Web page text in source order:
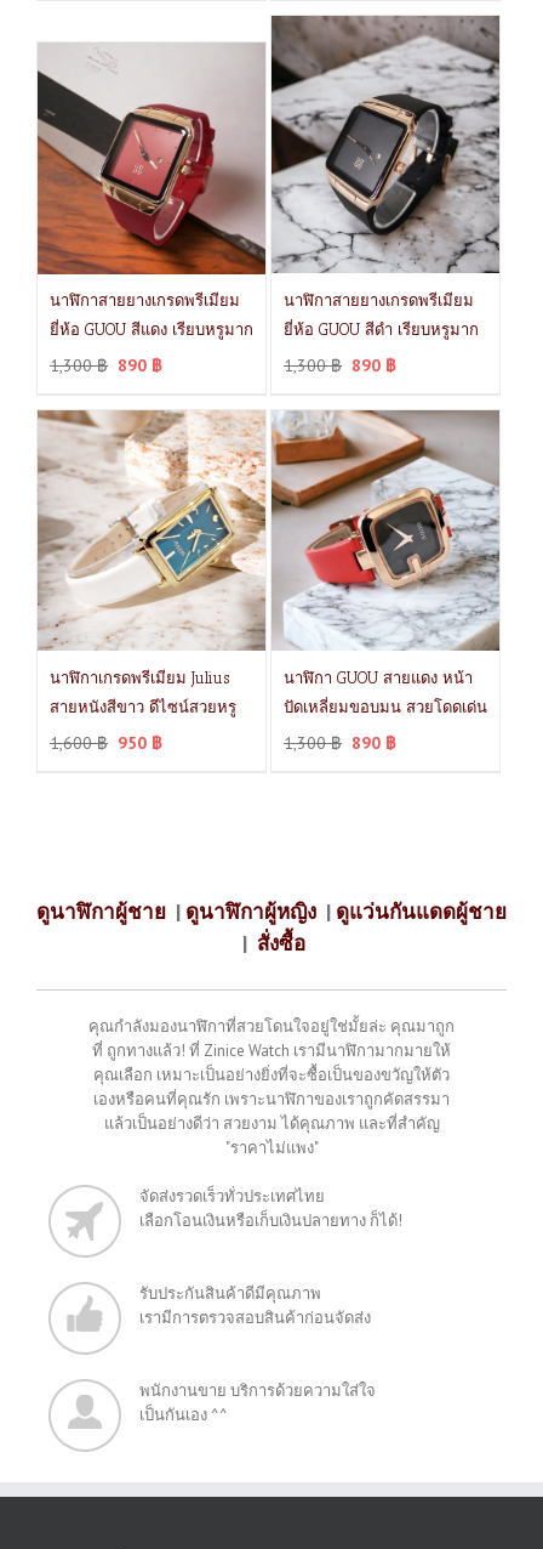
นาฬิกาสายยางเกรดพรีเมียม
ยี่ห้อ GUOU สีแดง เรียบหรูมาก
1,300฿ 890 ฿
นาฬิกาสายยางเกรดพรีเมียม
ยี่ห้อ GUOU สีดำ เรียบหรูมาก
1,300฿ 890 ฿
นาฬิกาเกรดพรีเมียม Julius
สายหนังสีขาว ดีไซน์สวยหรู
1,600฿ 950 ฿
นาฬิกา GUOU สายแดง หน้า
ปัดเหลี่ยมขอบมน สวยโดดเด่น
1,300฿ 890 ฿
ดูนาฬิกาผู้ชาย | ดูนาฬิกาผู้หญิง | ดูแว่นกันแดดผู้ชาย
| สั่งซื้อ
คุณกำลังมองนาฬิกาที่สวยโดนใจอยู่ใช่มั้ยล่ะ คุณมาถูก
ที่ ถูกทางแล้ว! ที่ Zinice Watch เรามีนาฬิกามากมายให้
คุณเลือก เหมาะเป็นอย่างยิ่งที่จะซื้อเป็นของขวัญให้ตัว
เองหรือคนที่คุณรัก เพราะนาฬิกาของเราถูกคัดสรรมา
แล้วเป็นอย่างดีว่า สวยงาม ได้คุณภาพ และที่สำคัญ
"ราคาไม่แพง"
จัดส่งรวดเร็วทั่วประเทศไทย
เลือกโอนเงินหรือเก็บเงินปลายทาง ก็ได้!
รับประกันสินค้าดีมีคุณภาพ
เรามีการตรวจสอบสินค้าก่อนจัดส่ง
พนักงานขาย บริการด้วยความใส่ใจ
เป็นกันเอง ^^